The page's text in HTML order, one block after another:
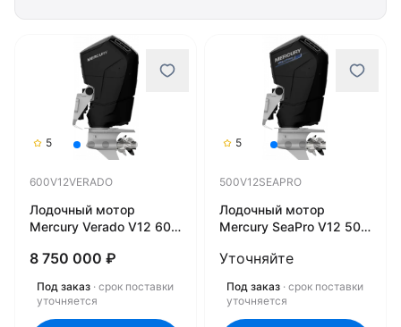
5
600V12VERADO
Лодочный мотор
Mercury Verado V12 600
8 750 000 ₽
Под заказ · срок поставки
уточняется
5
500V12SEAPRO
Лодочный мотор
Mercury SeaPro V12 500
Уточняйте
Под заказ · срок поставки
уточняется